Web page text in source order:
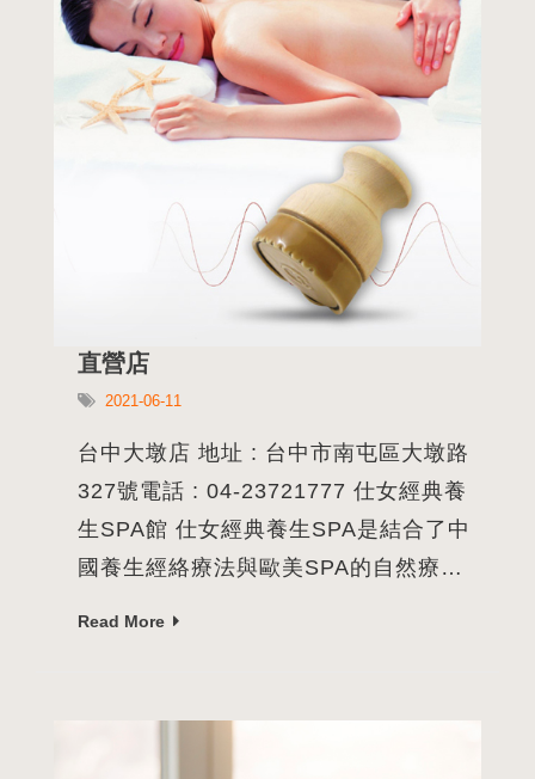
解客戶肌膚情況的人，做成一個評估和
推薦到正確的產
直營店
2021-06-11
台中大墩店 地址 : 台中市南屯區大墩路
327號電話 : 04-23721777 仕女經典養
生SPA館 仕女經典養生SPA是結合了中
國養生經絡療法與歐美SPA的自然療
問集訓，才能為顧客服務。 2. 因為仕女
Read More